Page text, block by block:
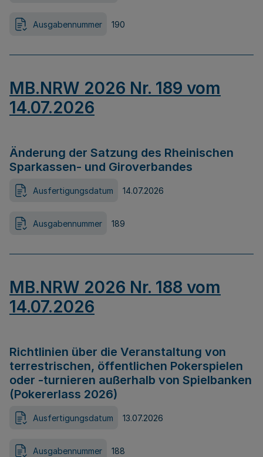
Ausgabennummer 190
MB.NRW 2026 Nr. 189 vom
14.07.2026
Änderung der Satzung des Rheinischen
Sparkassen- und Giroverbandes
Ausfertigungsdatum 14.07.2026
Ausgabennummer 189
MB.NRW 2026 Nr. 188 vom
14.07.2026
Richtlinien über die Veranstaltung von
terrestrischen, öffentlichen Pokerspielen
oder -turnieren außerhalb von Spielbanken
(Pokererlass 2026)
Ausfertigungsdatum 13.07.2026
Ausgabennummer 188